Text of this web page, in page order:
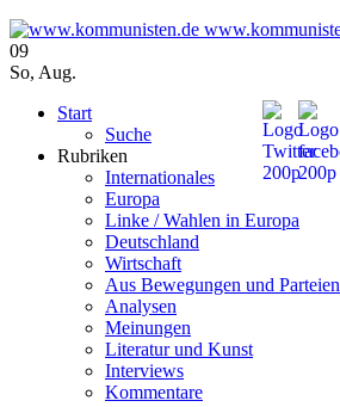
09
So, Aug.
Start
Suche
Rubriken
Internationales
Europa
Linke / Wahlen in Europa
Deutschland
Wirtschaft
Aus Bewegungen und Parteien
Analysen
Meinungen
Literatur und Kunst
Interviews
Kommentare